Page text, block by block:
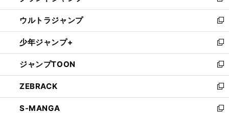
開
く
ウ
で
開
く
ン
ド
ウ
で
開
く
ウ
ィ
ン
ド
ウ
で
開
く
し
い
ウ
ィ
ン
ド
ウ
で
開
く
ウルトラジャンプ
新
し
い
ウ
ィ
ン
ド
ウ
で
少年ジャンプ+
新
し
い
ウ
ィ
ン
ド
ジャンプTOON
新
し
い
ウ
ィ
ZEBRACK
新
し
い
S-MANGA 新